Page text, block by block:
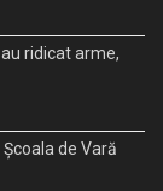
ridicat arme,
de Vară